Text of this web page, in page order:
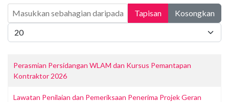
Tapisan Kosongkan
Papar #
Perasmian Persidangan WLAM dan Kursus Pemantapan
Kontraktor 2026
Lawatan Penilaian dan Pemeriksaan Penerima Projek Geran